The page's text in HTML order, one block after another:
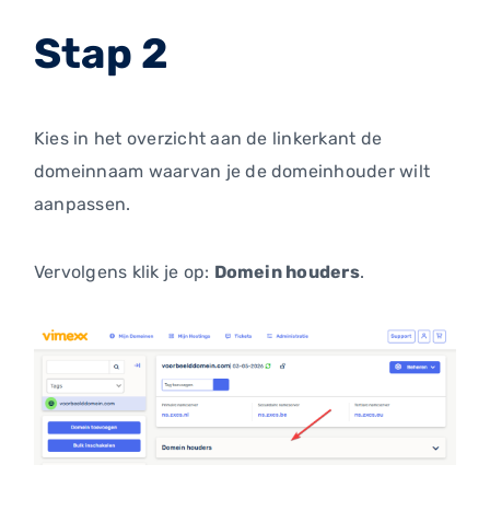
Stap 2
Kies in het overzicht aan de linkerkant de
domeinnaam waarvan je de domeinhouder wilt
aanpassen.
Vervolgens klik je op: Domein houders.